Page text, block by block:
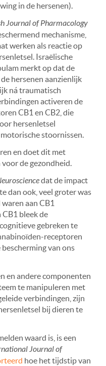
in de hersenen).
Journal of Pharmacology
mechanisme,
werken als reactie op
Israëlische
merkt op dat de
hersenen aanzienlijk
ná traumatisch
activeren de
CB1 en CB2, die
hersenletsel
stoornissen.
en doet dit met
de gezondheid.
dat de impact
dan ook, veel groter was
aan CB1
bleek de
gebreken te
receptoren
van ons
en andere componenten
te manipuleren met
verbindingen, zijn
bij dieren te
waard is, is een
Journal of
hoe het tijdstip van